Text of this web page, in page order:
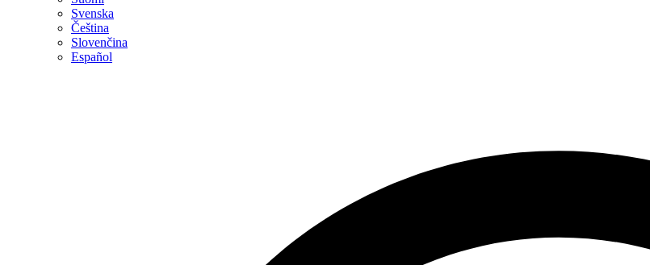
Svenska
Čeština
Slovenčina
Español